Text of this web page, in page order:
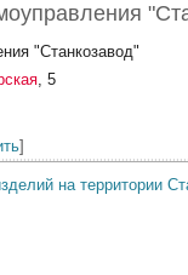
"Станкозавод"
, 5
]
на территории